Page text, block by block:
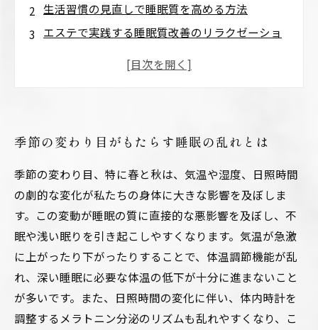
生活習慣の見直しで睡眠質を高める方法
エステで実践する睡眠質改善のリラクゼーショ
自然のリズムに合わせた生活リズムの調整法
季節の変わり目がもたらす睡眠の乱れとは
季節の変わり目、特に春と秋は、気温や湿度、日照時間
の劇的な変化が私たちの身体に大きな影響を及ぼしま
す。この変動が睡眠の質に直接的な悪影響を及ぼし、不
眠や浅い眠りを引き起こしやすくなります。気温が急激
に上がったり下がったりすることで、体温調節機能が乱
れ、深い睡眠に必要な体温の低下が十分に進まないこと
が多いです。また、日照時間の変化に伴い、体内時計を
調整するメラトニン分泌のリズムも乱れやすくなり、こ